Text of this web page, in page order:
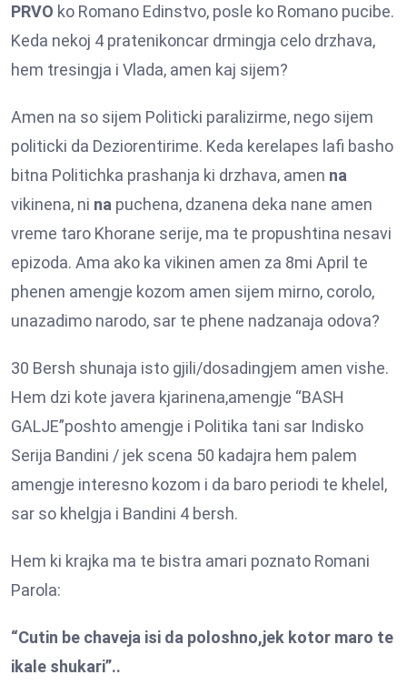
PRVO ko Romano Edinstvo, posle ko Romano pucibe.
Keda nekoj 4 pratenikoncar drmingja celo drzhava,
hem tresingja i Vlada, amen kaj sijem?
Amen na so sijem Politicki paralizirme, nego sijem
politicki da Deziorentirime. Keda kerelapes lafi basho
bitna Politichka prashanja ki drzhava, amen na
vikinena, ni na puchena, dzanena deka nane amen
vreme taro Khorane serije, ma te propushtina nesavi
epizoda. Ama ako ka vikinen amen za 8mi April te
phenen amengje kozom amen sijem mirno, corolo,
unazadimo narodo, sar te phene nadzanaja odova?
30 Bersh shunaja isto gjili/dosadingjem amen vishe.
Hem dzi kote javera kjarinena,amengje “BASH
GALJE”poshto amengje i Politika tani sar Indisko
Serija Bandini / jek scena 50 kadajra hem palem
amengje interesno kozom i da baro periodi te khelel,
sar so khelgja i Bandini 4 bersh.
Hem ki krajka ma te bistra amari poznato Romani
Parola:
“Cutin be chaveja isi da poloshno,jek kotor maro te
ikale shukari”..